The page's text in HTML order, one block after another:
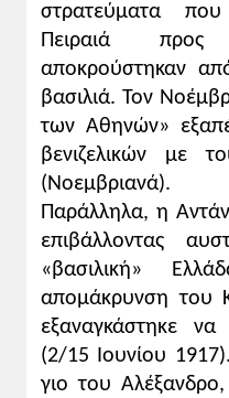
στρατεύματα
Πειραιά
αποκρούστηκαν
βασιλιά. Τον
των Αθηνών»
βενιζελικών με
(Νοεμβριανά).
Παράλληλα, η
επιβάλλοντας
«βασιλική»
απομάκρυνση του
εξαναγκάστηκε
(2/15 Ιουνίου
γιο του